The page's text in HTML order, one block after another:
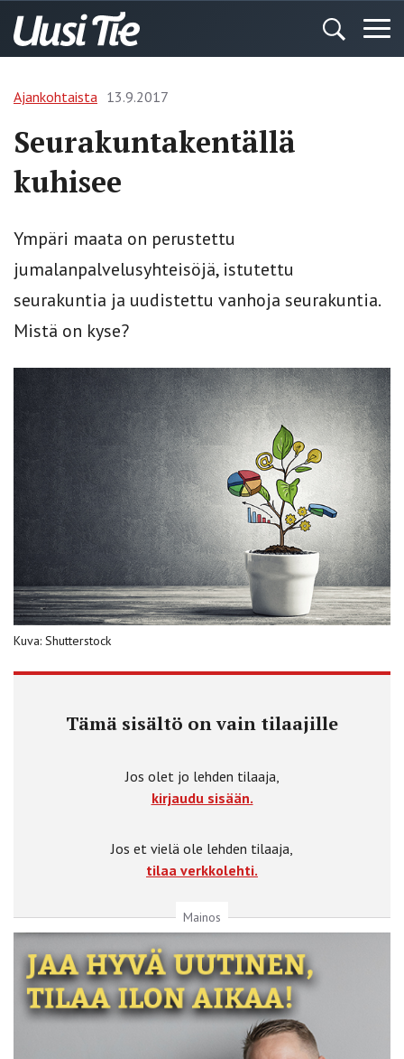
Ajankohtaista 13.9.2017
Seurakuntakentällä
kuhisee
Ympäri maata on perustettu
jumalanpalvelusyhteisöjä, istutettu
seurakuntia ja uudistettu vanhoja seurakuntia.
Mistä on kyse?
Kuva: Shutterstock
Tämä sisältö on vain tilaajille
Jos olet jo lehden tilaaja,
kirjaudu sisään.
Jos et vielä ole lehden tilaaja,
tilaa verkkolehti.
Mainos